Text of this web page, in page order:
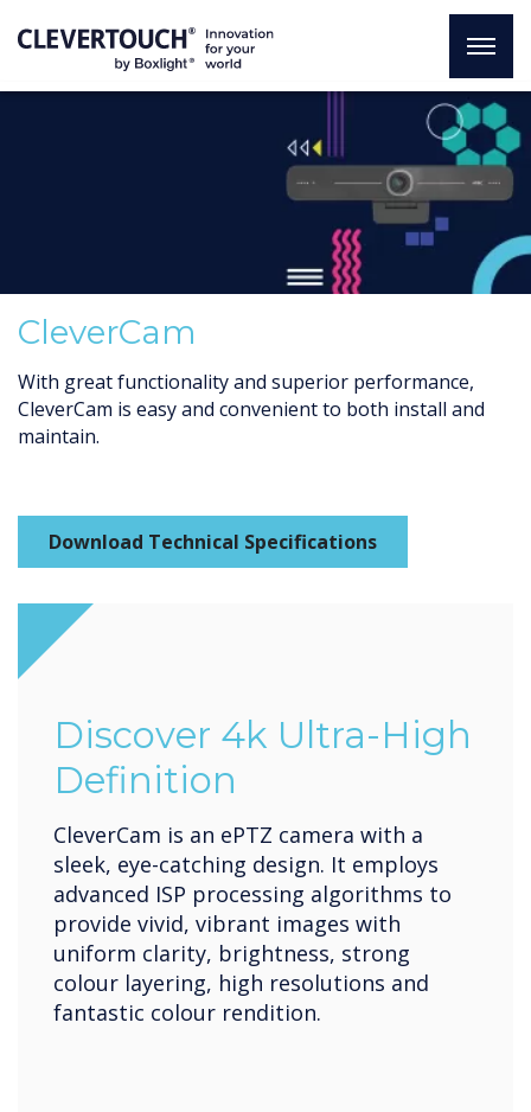
CleverCam
With great functionality and superior performance,
CleverCam is easy and convenient to both install and
maintain.
Download Technical Specifications
Discover 4k Ultra-High
Definition
CleverCam is an ePTZ camera with a
sleek, eye-catching design. It employs
advanced ISP processing algorithms to
provide vivid, vibrant images with
uniform clarity, brightness, strong
colour layering, high resolutions and
fantastic colour rendition.